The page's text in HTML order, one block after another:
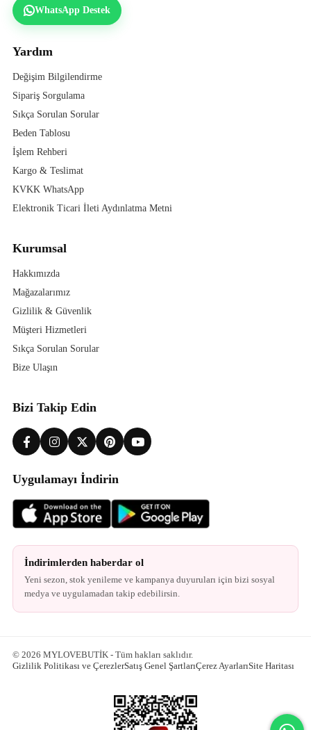
WhatsApp Destek
Yardım
Değişim Bilgilendirme
Sipariş Sorgulama
Sıkça Sorulan Sorular
Beden Tablosu
İşlem Rehberi
Kargo & Teslimat
KVKK WhatsApp
Elektronik Ticari İleti Aydınlatma Metni
Kurumsal
Hakkımızda
Mağazalarımız
Gizlilik & Güvenlik
Müşteri Hizmetleri
Sıkça Sorulan Sorular
Bize Ulaşın
Bizi Takip Edin
Uygulamayı İndirin
İndirimlerden haberdar ol
Yeni sezon, stok yenileme ve kampanya duyuruları için bizi sosyal
medya ve uygulamadan takip edebilirsin.
© 2026 MYLOVEBUTİK - Tüm hakları saklıdır.
Gizlilik Politikası ve ÇerezlerSatış Genel ŞartlarıÇerez AyarlarıSite Haritası